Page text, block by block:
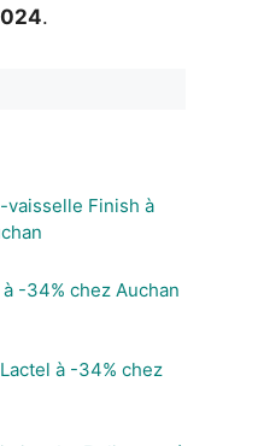
.
vaisselle Finish à
-34% chez Auchan
à -34% chez